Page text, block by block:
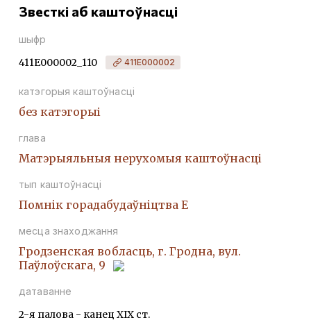
Звесткі аб каштоўнасці
шыфр
411Е000002_110 411Е000002
катэгорыя каштоўнасці
без катэгорыі
глава
Матэрыяльныя нерухомыя каштоўнасці
тып каштоўнасці
Помнiк горадабудаўнiцтва Е
месца знаходжання
Гродзенская вобласць, г. Гродна, вул.
Паўлоўскага, 9
датаванне
2-я палова - канец ХІХ ст.